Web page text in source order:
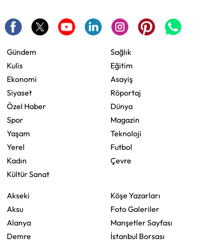
Gündem
Kulis
Ekonomi
Siyaset
Özel Haber
Spor
Yaşam
Yerel
Kadın
Kültür Sanat
Sağlık
Eğitim
Asayiş
Röportaj
Dünya
Magazin
Teknoloji
Futbol
Çevre
Akseki
Aksu
Alanya
Demre
Köşe Yazarları
Foto Galeriler
Manşetler Sayfası
İstanbul Borsası